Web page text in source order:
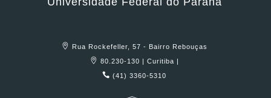
Rua Rockefeller, 57 - Bairro Rebouças
80.230-130 | Curitiba |
(41) 3360-5310